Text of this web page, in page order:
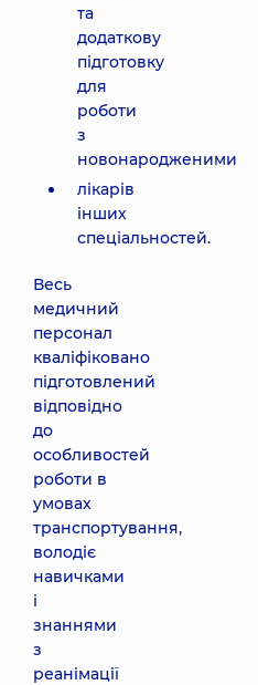
та
додаткову
підготовку
для
роботи
з
новонародженими
лікарів
інших
спеціальностей.
Весь
медичний
персонал
кваліфіковано
підготовлений
відповідно
до
особливостей
роботи в
умовах
транспортування,
володіє
навичками
і
знаннями
з
реанімації